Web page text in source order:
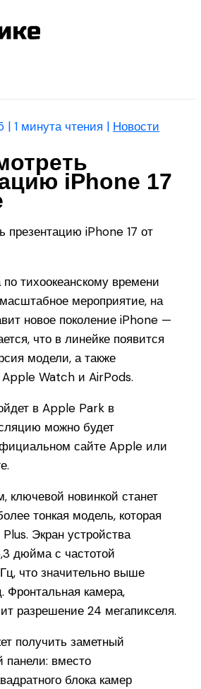
|1 минута чтения | Новости
iPhone 17
по тихоокеанскому времени
мероприятие, на
новое поколение iPhone —
что в линейке появится
модели, а также
Watch и AirPods.
в Apple Park в
можно будет
сайте Apple или
ключевой новинкой станет
тонкая модель, которая
Экран устройства
дюйма с частотой
что значительно выше
камера,
разрешение 24 мегапикселя.
получить заметный
панели: вместо
блока камер